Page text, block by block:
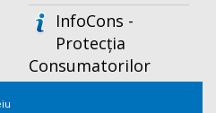
InfoCons -
Protecția
Consumatorilor